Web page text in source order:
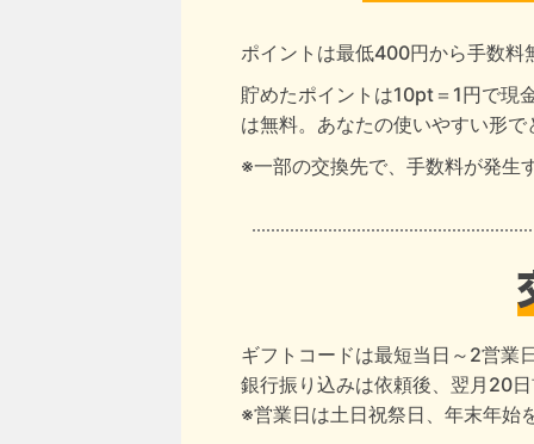
ポイントは最低400円から手数料
貯めたポイントは10pt＝1円で現
は無料。あなたの使いやすい形
※一部の交換先で、手数料が発生
ギフトコードは最短当日～2営業
銀行振り込みは依頼後、翌月20
※営業日は土日祝祭日、年末年始